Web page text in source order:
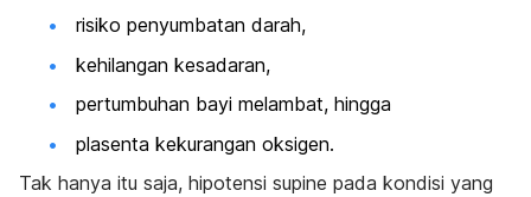
risiko penyumbatan darah,
kehilangan kesadaran,
pertumbuhan bayi melambat, hingga
plasenta kekurangan oksigen.
Tak hanya itu saja, hipotensi supine pada kondisi yang